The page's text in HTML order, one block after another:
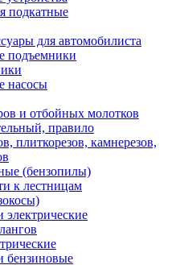
подкатные
для автомобилиста
подъемники
насосы
и отбойных молотков
правило
плиткорезов, камнерезов,
(бензопилы)
к лестницам
бензиновые